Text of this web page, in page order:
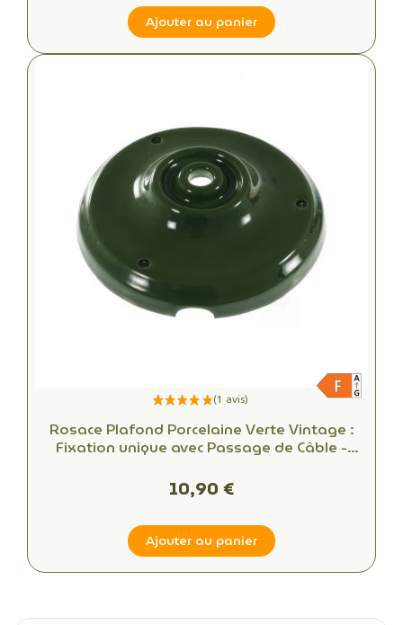
Ajouter au panier
Rosace Plafond Porcelaine Verte Vintage :
Fixation unique avec Passage de Câble -
10,90 €
Ajouter au panier